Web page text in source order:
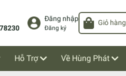
Đăng nhập
Đăng ký
Giỏ hàng
Hỗ Trợ Về Hùng Phát